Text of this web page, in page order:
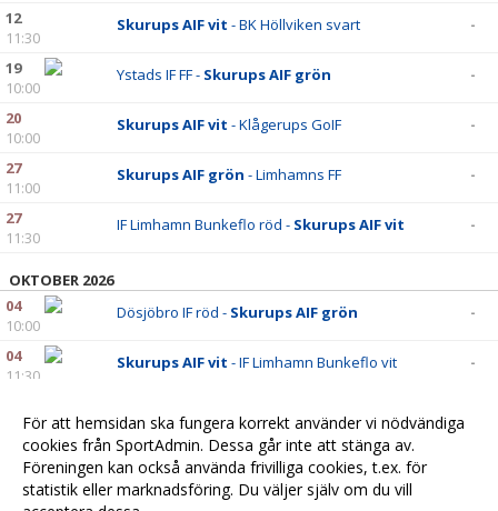
12
11:30
Skurups AIF vit - BK Höllviken svart -
19
10:00
Ystads IF FF - Skurups AIF grön -
20
10:00
Skurups AIF vit - Klågerups GoIF -
27
11:00
Skurups AIF grön - Limhamns FF -
27
11:30
IF Limhamn Bunkeflo röd - Skurups AIF vit -
OKTOBER 2026
04
10:00
Dösjöbro IF röd - Skurups AIF grön -
04
11:30
Skurups AIF vit - IF Limhamn Bunkeflo vit -
11:30
Skurups AIF grön - Fortuna FF röd
11:00
Kävlinge Harrie FF - Skurups AIF vit
För att hemsidan ska fungera korrekt använder vi nödvändiga
cookies från SportAdmin. Dessa går inte att stänga av.
Föreningen kan också använda frivilliga cookies, t.ex. för
statistik eller marknadsföring. Du väljer själv om du vill